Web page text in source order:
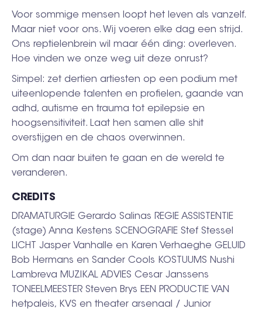
Voor sommige mensen loopt het leven als vanzelf.
Maar niet voor ons. Wij voeren elke dag een strijd.
Ons reptielenbrein wil maar één ding: overleven.
Hoe vinden we onze weg uit deze onrust?
Simpel: zet dertien artiesten op een podium met
uiteenlopende talenten en profielen, gaande van
adhd, autisme en trauma tot epilepsie en
hoogsensitiviteit. Laat hen samen alle shit
overstijgen en de chaos overwinnen.
Om dan naar buiten te gaan en de wereld te
veranderen.
CREDITS
DRAMATURGIE Gerardo Salinas REGIE ASSISTENTIE
(stage) Anna Kestens SCENOGRAFIE Stef Stessel
LICHT Jasper Vanhalle en Karen Verhaeghe GELUID
Bob Hermans en Sander Cools KOSTUUMS Nushi
Lambreva MUZIKAL ADVIES Cesar Janssens
TONEELMEESTER Steven Brys EEN PRODUCTIE VAN
hetpaleis, KVS en theater arsenaal / Junior